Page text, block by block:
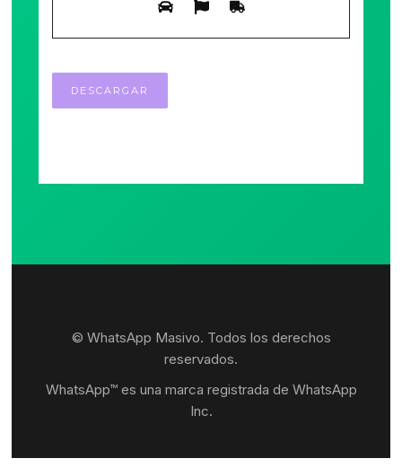
© WhatsApp Masivo. Todos los derechos
reservados.
WhatsApp™ es una marca registrada de WhatsApp
Inc.